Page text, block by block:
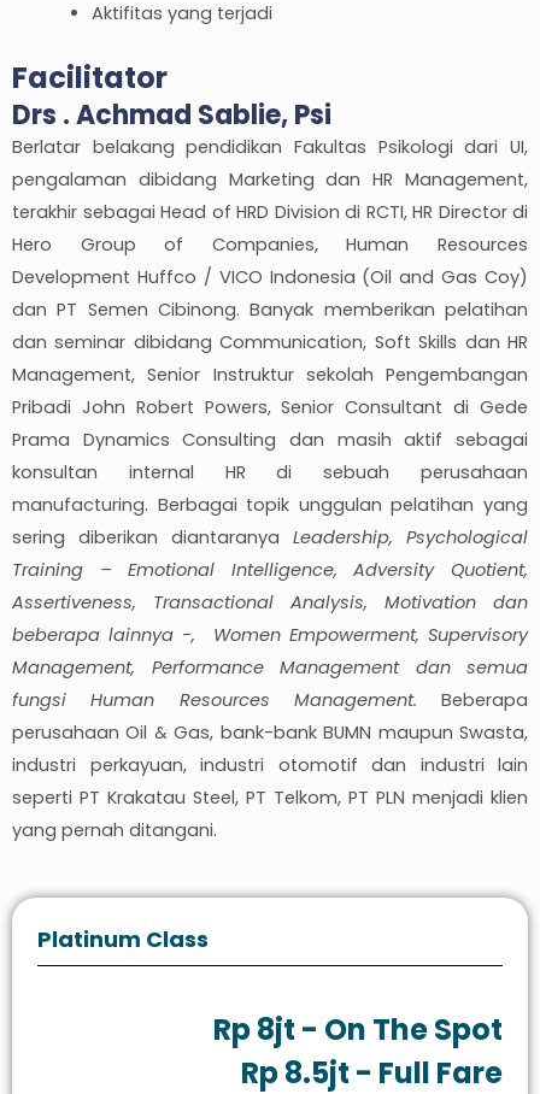
Aktifitas yang terjadi
Facilitator
Drs . Achmad Sablie, Psi
Berlatar belakang pendidikan Fakultas Psikologi dari UI,
pengalaman dibidang Marketing dan HR Management,
terakhir sebagai Head of HRD Division di RCTI, HR Director di
Hero Group of Companies, Human Resources
Development Huffco / VICO Indonesia (Oil and Gas Coy)
dan PT Semen Cibinong. Banyak memberikan pelatihan
dan seminar dibidang Communication, Soft Skills dan HR
Management, Senior Instruktur sekolah Pengembangan
Pribadi John Robert Powers, Senior Consultant di Gede
Prama Dynamics Consulting dan masih aktif sebagai
konsultan internal HR di sebuah perusahaan
manufacturing. Berbagai topik unggulan pelatihan yang
sering diberikan diantaranya Leadership, Psychological
Training – Emotional Intelligence, Adversity Quotient,
Assertiveness, Transactional Analysis, Motivation dan
beberapa lainnya -, Women Empowerment, Supervisory
Management, Performance Management dan semua
fungsi Human Resources Management. Beberapa
perusahaan Oil & Gas, bank-bank BUMN maupun Swasta,
industri perkayuan, industri otomotif dan industri lain
seperti PT Krakatau Steel, PT Telkom, PT PLN menjadi klien
yang pernah ditangani.
Platinum Class
Rp 8jt - On The Spot
Rp 8.5jt - Full Fare